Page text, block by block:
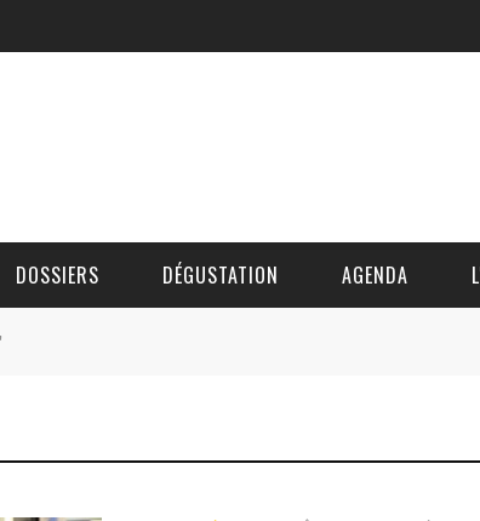
DOSSIERS DÉGUSTATION AGENDA